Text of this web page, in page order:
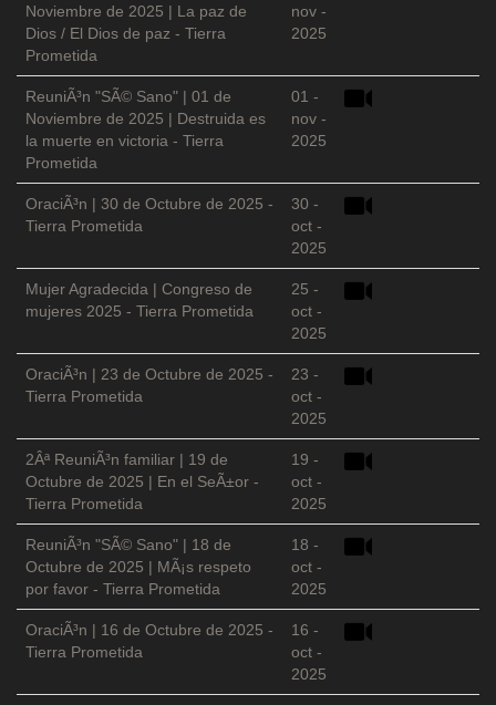
Noviembre de 2025 | La paz de
Dios / El Dios de paz - Tierra
Prometida
nov -
2025
ReuniÃ³n "SÃ© Sano" | 01 de
Noviembre de 2025 | Destruida es
la muerte en victoria - Tierra
Prometida
01 -
nov -
2025
OraciÃ³n | 30 de Octubre de 2025 -
Tierra Prometida
30 -
oct -
2025
Mujer Agradecida | Congreso de
mujeres 2025 - Tierra Prometida
25 -
oct -
2025
OraciÃ³n | 23 de Octubre de 2025 -
Tierra Prometida
23 -
oct -
2025
2Âª ReuniÃ³n familiar | 19 de
Octubre de 2025 | En el SeÃ±or -
Tierra Prometida
19 -
oct -
2025
ReuniÃ³n "SÃ© Sano" | 18 de
Octubre de 2025 | MÃ¡s respeto
por favor - Tierra Prometida
18 -
oct -
2025
OraciÃ³n | 16 de Octubre de 2025 -
Tierra Prometida
16 -
oct -
2025